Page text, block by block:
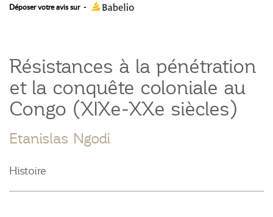
Déposer votre avis sur -
Résistances à la pénétration
et la conquête coloniale au
Congo (XIXe-XXe siècles)
Etanislas Ngodi
Histoire